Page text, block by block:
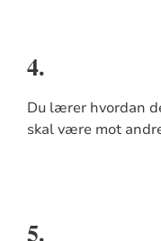
4.
Du lærer hvordan
skal være mot
5.